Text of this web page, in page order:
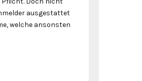
ausgestattet
welche ansonsten